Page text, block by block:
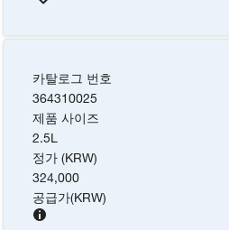
카탈로그 번호
364310025
제품 사이즈
2.5L
정가 (KRW)
324,000
공급가(KRW)